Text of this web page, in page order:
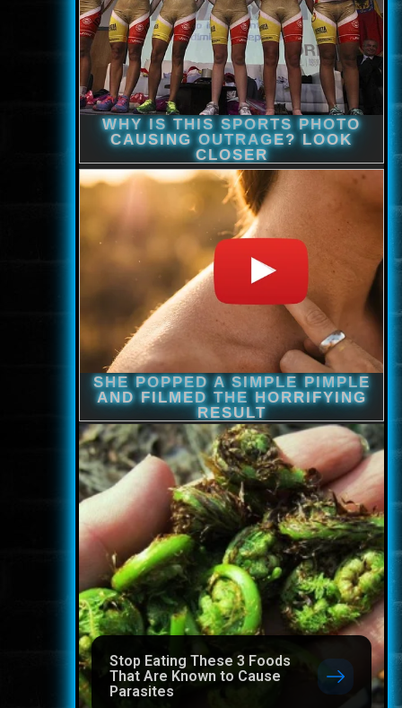
Stop Eating These 3 Foods
That Are Known to Cause
Parasites